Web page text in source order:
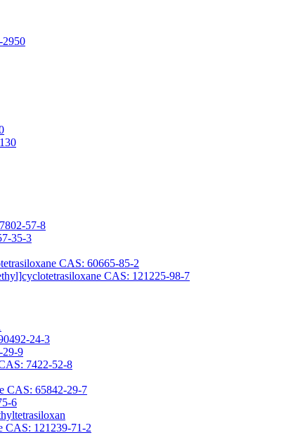
2950
57-8
35-3
CAS: 60665-85-2
CAS: 121225-98-7
24-3
29-9
7422-52-8
CAS: 65842-29-7
6
CAS: 121239-71-2